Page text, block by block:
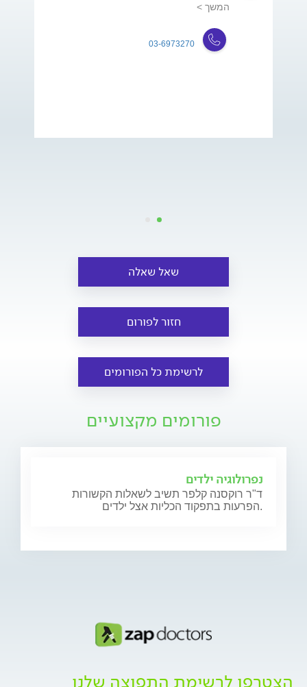
המשך >
03-6973270
שאל שאלה
חזור לפורום
לרשימת כל הפורומים
פורומים מקצועיים
נפרולוגיה ילדים
ד"ר רוקסנה קלפר תשיב לשאלות הקשורות
הפרעות בתפקוד הכליות אצל ילדים.
הצטרפו לרשימת התפוצה שלנו